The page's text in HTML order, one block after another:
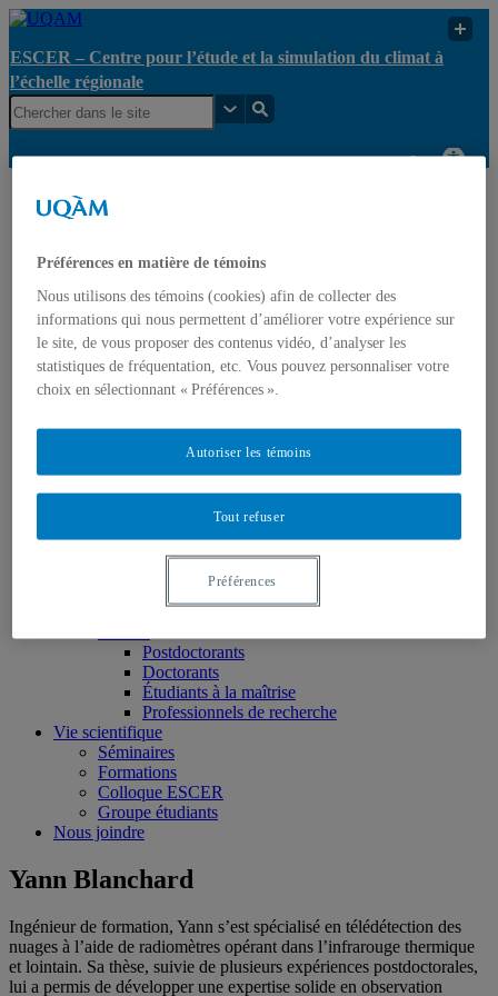
ESCER – Centre pour l’étude et la simulation du climat à
l’échelle régionale
régionale
ESCER – Centre pour l’étude et la simulation du climat à
l’échelle régionale
Accueil
Axes de recherche
Gouvernance
Opportunités
Recherche
Publications
Postdoctorants
Doctorants
Étudiants à la maîtrise
Professionnels de recherche
Vie scientifique
Séminaires
Formations
Colloque ESCER
Groupe étudiants
Nous joindre
Yann Blanchard
Ingénieur de formation, Yann s’est spécialisé en télédétection des
nuages à l’aide de radiomètres opérant dans l’infrarouge thermique
et lointain. Sa thèse, suivie de plusieurs expériences postdoctorales,
lui a permis de développer une expertise solide en observation
Préférences en matière de témoins
Nous utilisons des témoins (cookies) afin de collecter des
informations qui nous permettent d’améliorer votre expérience sur
le site, de vous proposer des contenus vidéo, d’analyser les
statistiques de fréquentation, etc. Vous pouvez personnaliser votre
choix en sélectionnant « Préférences ».
Tout refuser
Autoriser les témoins
Préférences